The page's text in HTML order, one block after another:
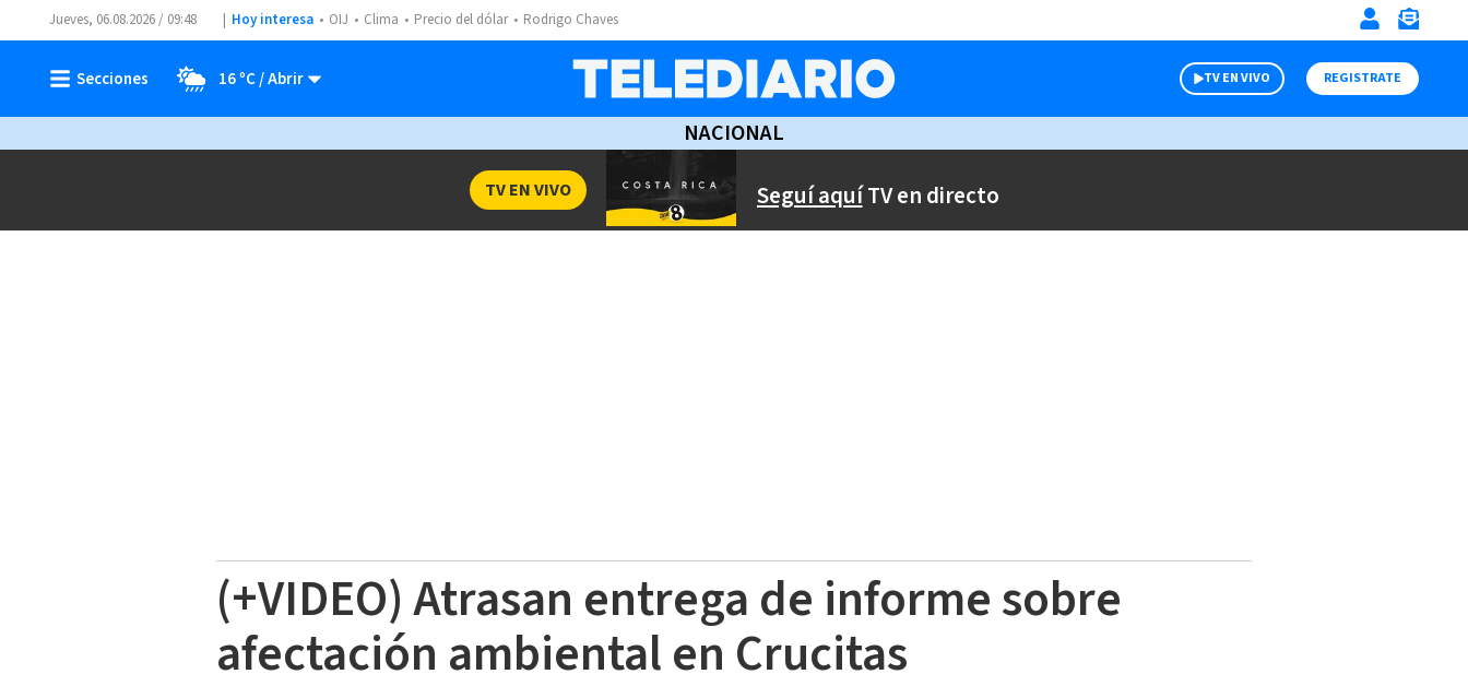
Jueves, 06.08.2026 / 09:48 Hoy interesa OIJ Clima Precio del dólar Rodrigo Chaves
16 ºC TV EN VIVO REGISTRATE
NACIONAL
Seguí aquíTV en directo
TV EN VIVO
(+VIDEO) Atrasan entrega de informe sobre
afectación ambiental en Crucitas